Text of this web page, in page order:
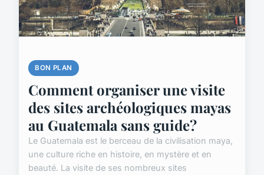
BON PLAN
Comment organiser une visite
des sites archéologiques mayas
au Guatemala sans guide?
Le Guatemala est le berceau de la civilisation maya,
une culture riche en histoire, en mystère et en
beauté. La visite de ses nombreux sites